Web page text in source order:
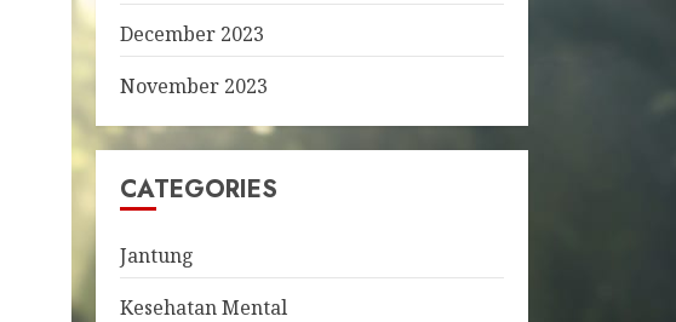
December 2023
November 2023
CATEGORIES
Jantung
Kesehatan Mental